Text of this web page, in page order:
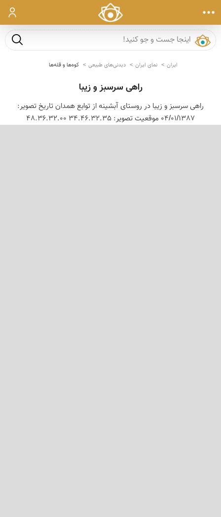
ورود
جست و
ایران نمای ایران دیدنی‌های طبیعی کوه‌ها و قله‌ها
راهی سرسبز و زیبا
راهی سرسبز و زیبا در روستای آبشینه از توابع همدان تاریخ تصویر:
04/01/1387 موقعیت تصویر: 34.46.32.35 48.36.32.00